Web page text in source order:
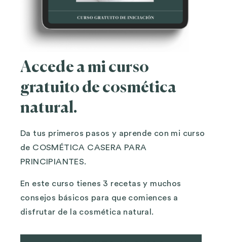
Accede a mi curso
gratuito de cosmética
natural.
Da tus primeros pasos y aprende con mi curso
de COSMÉTICA CASERA PARA
PRINCIPIANTES.
En este curso tienes 3 recetas y muchos
consejos básicos para que comiences a
disfrutar de la cosmética natural.